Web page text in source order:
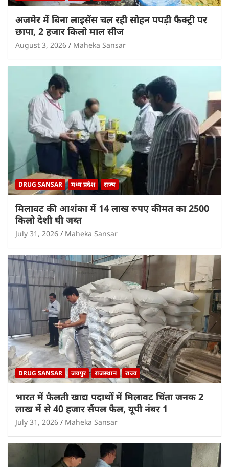
अजमेर में बिना लाइसेंस चल रही सोहन पपड़ी फैक्ट्री पर
छापा, 2 हजार किलो माल सीज
August 3, 2026 Maheka Sansar
DRUG SANSAR मध्य प्रदेश राज्य
मिलावट की आशंका में 14 लाख रुपए कीमत का 2500
किलो देशी घी जब्त
July 31, 2026 Maheka Sansar
DRUG SANSAR जयपुर राजस्थान राज्य
भारत में फैलती खाद्य पदार्थों में मिलावट चिंता जनक 2
लाख में से 40 हजार सैंपल फैल, यूपी नंबर 1
July 31, 2026 Maheka Sansar